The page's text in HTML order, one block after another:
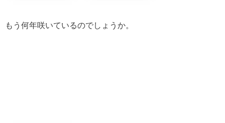
もう何年咲いているのでしょうか。